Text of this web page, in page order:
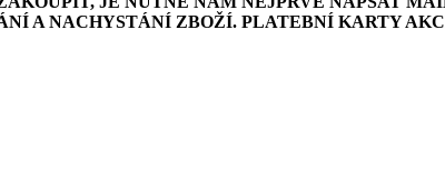
A NACHYSTÁNÍ ZBOŽÍ. PLATEBNÍ KARTY